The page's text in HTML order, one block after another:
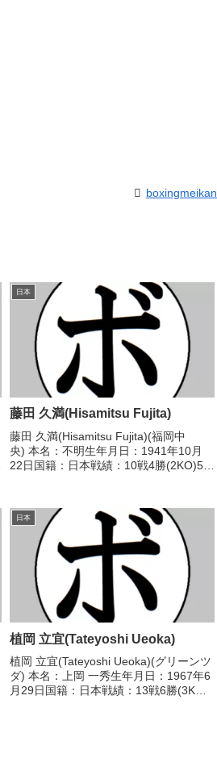
boxingmeikan
日本
藤田 久満(Hisamitsu Fujita)
藤田 久満(Hisamitsu Fujita)(福岡中
央) 本名：不明生年月日：1941年10月
22日国籍：日本戦績：10戦4勝(2KO)5敗
健(山口...
日本
植岡 立宜(Tateyoshi Ueoka)
植岡 立宜(Tateyoshi Ueoka)(グリーンツ
ダ) 本名：上岡 一秀生年月日：1967年6
月29日国籍：日本戦績：13戦6勝(3KO)6